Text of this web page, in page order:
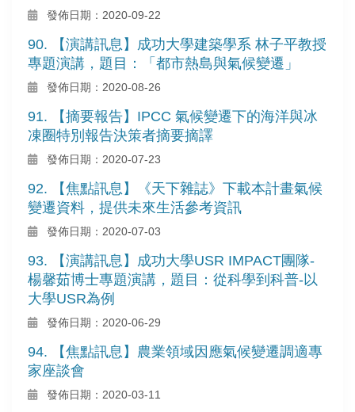
發佈日期：2020-09-22
90. 【演講訊息】成功大學建築學系 林子平教授
專題演講，題目：「都市熱島與氣候變遷」
發佈日期：2020-08-26
91. 【摘要報告】IPCC 氣候變遷下的海洋與冰
凍圈特別報告決策者摘要摘譯
發佈日期：2020-07-23
92. 【焦點訊息】《天下雜誌》下載本計畫氣候
變遷資料，提供未來生活參考資訊
發佈日期：2020-07-03
93. 【演講訊息】成功大學USR IMPACT團隊-
楊馨茹博士專題演講，題目：從科學到科普-以
大學USR為例
發佈日期：2020-06-29
94. 【焦點訊息】農業領域因應氣候變遷調適專
家座談會
發佈日期：2020-03-11